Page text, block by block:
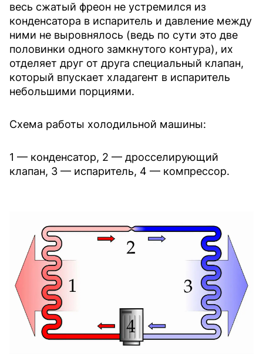
весь сжатый фреон не устремился из
конденсатора в испаритель и давление между
ними не выровнялось (ведь по сути это две
половинки одного замкнутого контура), их
отделяет друг от друга специальный клапан,
который впускает хладагент в испаритель
небольшими порциями.
Схема работы холодильной машины:
1 — конденсатор, 2 — дросселирующий
клапан, 3 — испаритель, 4 — компрессор.